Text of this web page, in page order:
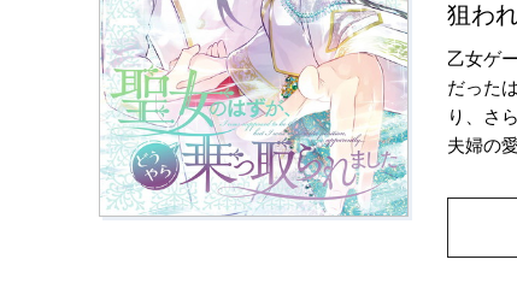
狙わ
乙女ゲ
だった
り、さ
夫婦の